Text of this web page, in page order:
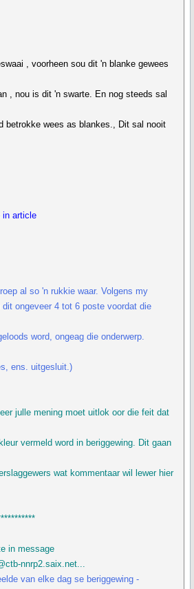
, voorheen sou dit 'n blanke gewees
, nou is dit 'n swarte. En nog steeds sal
betrokke wees as blankes., Dit sal nooit
in article
al so 'n rukkie waar. Volgens my
ongeveer 4 tot 6 poste voordat die
word, ongeag die onderwerp.
ens. uitgesluit.)
julle mening moet uitlok oor die feit dat
vermeld word in beriggewing. Dit gaan
wat kommentaar wil lewer hier
in message
nnrp2.saix.net...
van elke dag se beriggewing -